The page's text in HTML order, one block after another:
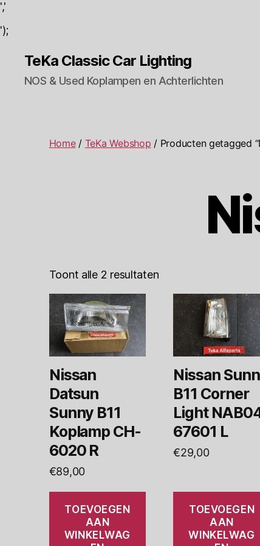
','
');
TeKa Classic Car Lighting
NOS & Used Koplampen en Achterlichten
Home/ TeKa Webshop / Producten getagged
Toont alle 2 resultaten
Nissan
Datsun
Sunny B11
Koplamp CH-
6020 R
€89,00
TOEVOEGEN
AAN
WINKELWAG
Nissan
B11 Corner
Light
67601 L
€29,00
TOEVOEGEN
AAN
WINKELWAG